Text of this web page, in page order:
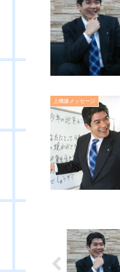
上機嫌メッセージ